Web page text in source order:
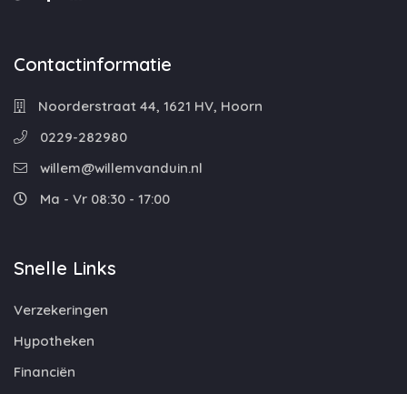
Contactinformatie
Noorderstraat 44, 1621 HV, Hoorn
0229-282980
willem@willemvanduin.nl
Ma - Vr 08:30 - 17:00
Snelle Links
Verzekeringen
Hypotheken
Financiën